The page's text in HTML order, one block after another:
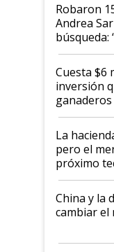
Robaron
Andrea
búsqueda:
toca a
Cuesta $6
inversión
ganaderos
histórico
La
pero el
próximo
China y la
cambiar el